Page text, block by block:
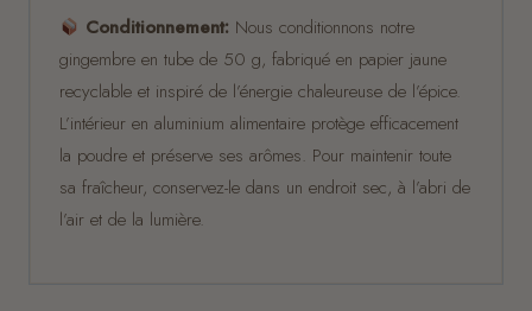
Conditionnement: Nous conditionnons notre
gingembre en tube de 50 g, fabriqué en papier jaune
recyclable et inspiré de l’énergie chaleureuse de l’épice.
L’intérieur en aluminium alimentaire protège efficacement
la poudre et préserve ses arômes. Pour maintenir toute
sa fraîcheur, conservez-le dans un endroit sec, à l’abri de
l’air et de la lumière.